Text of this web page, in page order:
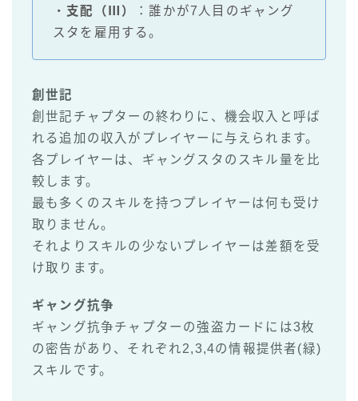
・ 支配（Ⅲ）
：誰かが7人目のギャング
スタを雇用する。
創世記
創世記チャプターの終わりに、機会収入と呼ば
れる追加の収入がプレイヤーに与えられます。
各プレイヤーは、ギャングスタのスキル量を比
較します。
最も多くのスキルを持つプレイヤーは何も受け
取りません。
それよりスキルの少ないプレイヤーは差額を受
け取ります。
ギャング抗争
ギャング抗争チャプターの強盗カードには3枚
の密告があり、それぞれ2,3,4の情報提供者(緑)
スキルです。